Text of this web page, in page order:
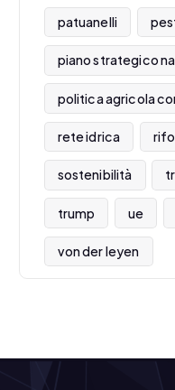
patuanelli
piano strategico
politica agricola
rete idrica
sostenibilità
trump ue
von der leyen